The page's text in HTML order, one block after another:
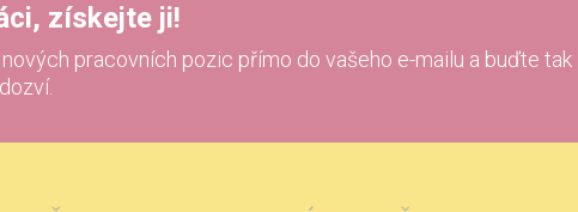
získejte ji!
pracovních pozic přímo do vašeho e-mailu a buďte tak